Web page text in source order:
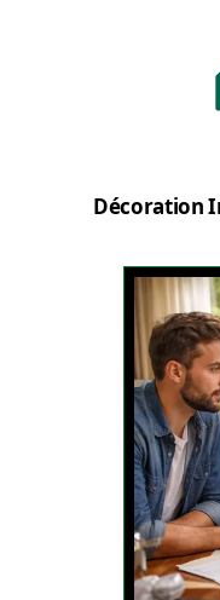
Décoration